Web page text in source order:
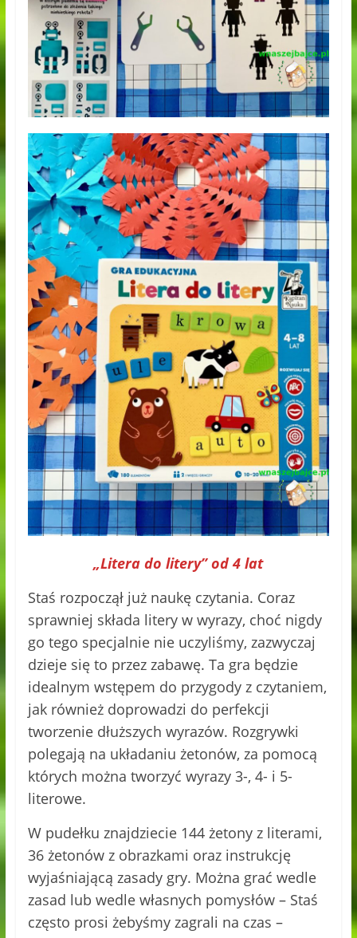
„Litera do litery” od 4 lat
Staś rozpoczął już naukę czytania. Coraz
sprawniej składa litery w wyrazy, choć nigdy
go tego specjalnie nie uczyliśmy, zazwyczaj
dzieje się to przez zabawę. Ta gra będzie
idealnym wstępem do przygody z czytaniem,
jak również doprowadzi do perfekcji
tworzenie dłuższych wyrazów. Rozgrywki
polegają na układaniu żetonów, za pomocą
których można tworzyć wyrazy 3-, 4- i 5-
literowe.
W pudełku znajdziecie 144 żetony z literami,
36 żetonów z obrazkami oraz instrukcję
wyjaśniającą zasady gry. Można grać wedle
zasad lub wedle własnych pomysłów – Staś
często prosi żebyśmy zagrali na czas –